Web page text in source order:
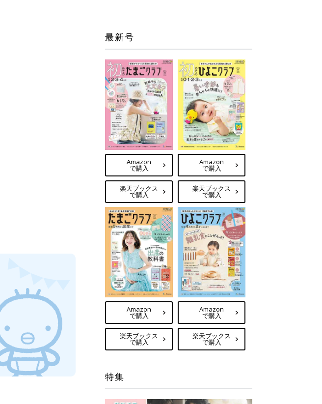
最新号
Amazon
で購入
楽天ブックス
で購入
Amazon
で購入
楽天ブックス
で購入
Amazon
で購入
楽天ブックス
で購入
Amazon
で購入
楽天ブックス
で購入
特集